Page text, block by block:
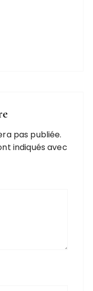
pas publiée.
indiqués avec